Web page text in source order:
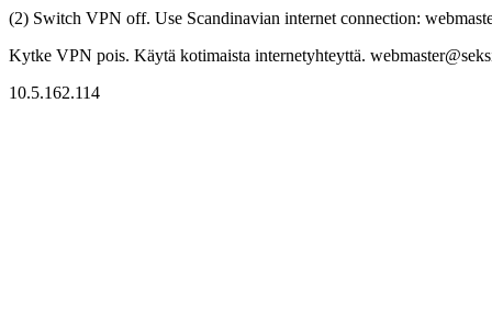
(2) Switch VPN off. Use Scandinavian internet connection:
Kytke VPN pois. Käytä kotimaista internetyhteyttä.
10.5.162.114